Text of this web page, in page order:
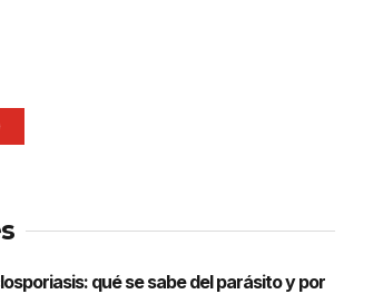
qué se sabe del parásito y por